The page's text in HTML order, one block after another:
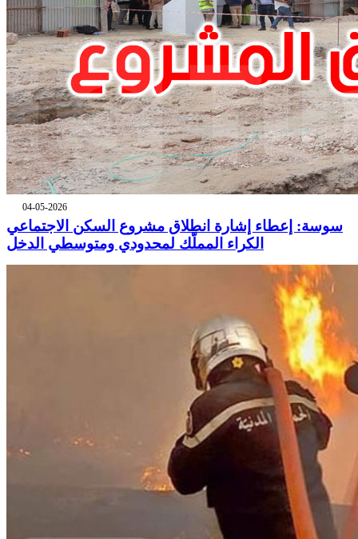
04-05-2026
سوسة: إعطاء إشارة انطلاق مشروع السكن الاجتماعي
الكراء المملّك لمحدودي ومتوسطي الدخل